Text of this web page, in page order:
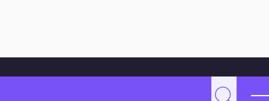
Hoppa till innehåll